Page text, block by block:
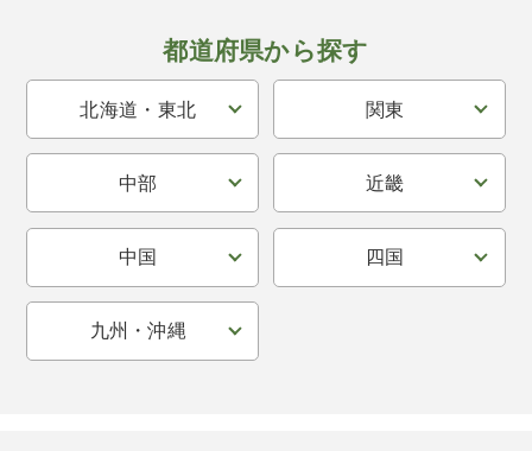
都道府県から探す
北海道・東北 関東
中部 近畿
中国 四国
九州・沖縄